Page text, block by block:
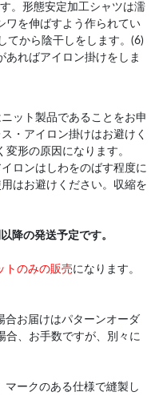
。形態安定加工シャツは濡
ワを伸ばすよう作られてい
てから陰干しをします。(6)
あればアイロン掛けをしま
ット製品であることをお申
・アイロン掛けはお避けく
形の原因になります。
ロンはしわをのばす程度に
はお避けください。収縮を
降の発送予定です。
トのみの販売になります。
合お届けはパターンオーダ
合、お手数ですが、別々に
マークのある仕様で縫製し